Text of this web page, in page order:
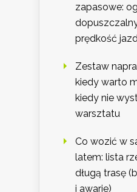
zapasowe:
prędkość
Zestaw
kiedy warto
kiedy nie
warsztatu
Co wozić w
latem: lista
długą trasę
i awarie)